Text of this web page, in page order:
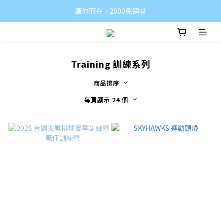
鷹你而在，2000免運🛒
Training 訓練系列
商品排序
每頁顯示 24 個